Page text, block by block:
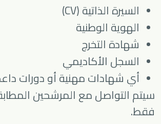
السيرة الذاتية (CV)
الهوية الوطنية
شهادة التخرج
السجل الأكاديمي
أي شهادات مهنية أو دورات
سيتم التواصل مع المرشحين
فقط.